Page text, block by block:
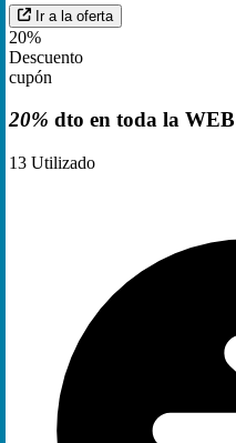
Ir a la oferta
20%
Descuento
cupón
20% dto en toda la WEB
13 Utilizado